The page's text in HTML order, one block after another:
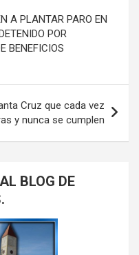
A PLANTAR PARO EN
POR
BENEFICIOS
Cruz que cada vez
y nunca se cumplen
BLOG DE